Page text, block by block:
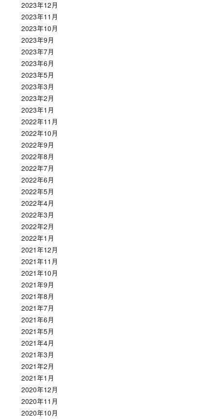
2023年12月
2023年11月
2023年10月
2023年9月
2023年7月
2023年6月
2023年5月
2023年3月
2023年2月
2023年1月
2022年11月
2022年10月
2022年9月
2022年8月
2022年7月
2022年6月
2022年5月
2022年4月
2022年3月
2022年2月
2022年1月
2021年12月
2021年11月
2021年10月
2021年9月
2021年8月
2021年7月
2021年6月
2021年5月
2021年4月
2021年3月
2021年2月
2021年1月
2020年12月
2020年11月
2020年10月